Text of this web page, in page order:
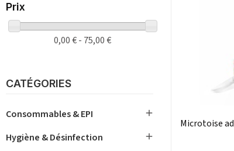
Prix
0,00 € - 75,00 €
CATÉGORIES
Consommables & EPI 
Hygiène & Désinfection 
Microtoise